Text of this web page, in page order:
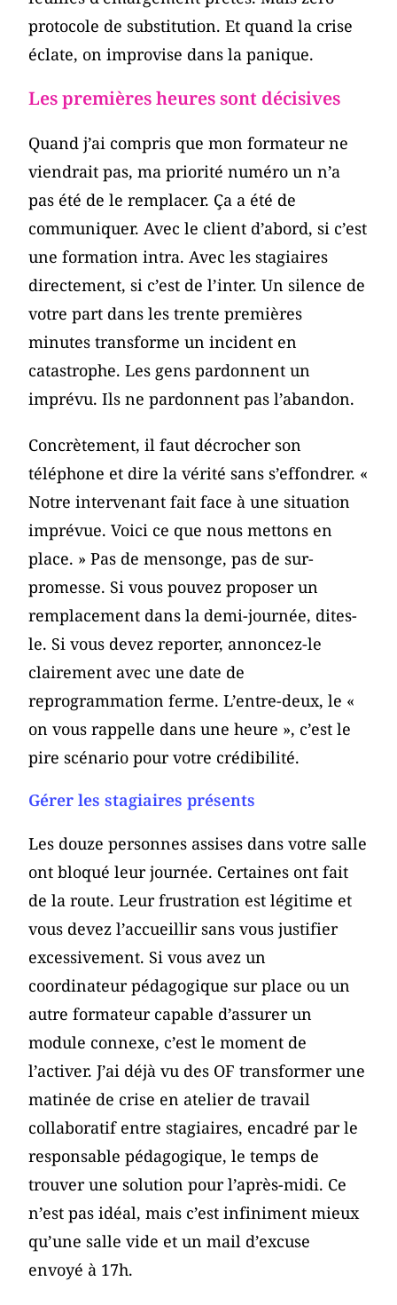
protocole de substitution. Et quand la crise
éclate, on improvise dans la panique.
Les premières heures sont décisives
Quand j’ai compris que mon formateur ne
viendrait pas, ma priorité numéro un n’a
pas été de le remplacer. Ça a été de
communiquer. Avec le client d’abord, si c’est
une formation intra. Avec les stagiaires
directement, si c’est de l’inter. Un silence de
votre part dans les trente premières
minutes transforme un incident en
catastrophe. Les gens pardonnent un
imprévu. Ils ne pardonnent pas l’abandon.
Concrètement, il faut décrocher son
téléphone et dire la vérité sans s’effondrer. «
Notre intervenant fait face à une situation
imprévue. Voici ce que nous mettons en
place. » Pas de mensonge, pas de sur-
promesse. Si vous pouvez proposer un
remplacement dans la demi-journée, dites-
le. Si vous devez reporter, annoncez-le
clairement avec une date de
reprogrammation ferme. L’entre-deux, le «
on vous rappelle dans une heure », c’est le
pire scénario pour votre crédibilité.
Gérer les stagiaires présents
Les douze personnes assises dans votre salle
ont bloqué leur journée. Certaines ont fait
de la route. Leur frustration est légitime et
vous devez l’accueillir sans vous justifier
excessivement. Si vous avez un
coordinateur pédagogique sur place ou un
autre formateur capable d’assurer un
module connexe, c’est le moment de
l’activer. J’ai déjà vu des OF transformer une
matinée de crise en atelier de travail
collaboratif entre stagiaires, encadré par le
responsable pédagogique, le temps de
trouver une solution pour l’après-midi. Ce
n’est pas idéal, mais c’est infiniment mieux
qu’une salle vide et un mail d’excuse
envoyé à 17h.